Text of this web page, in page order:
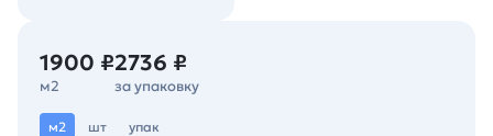
1900 ₽
м2
2736 ₽
за упаковку
м2 шт упак